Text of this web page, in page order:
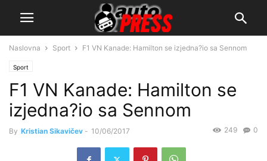
Naslovna Sport F1 VN Kanade: Hamilton se izjedna?io sa Sennom
Sport
F1 VN Kanade: Hamilton se
izjedna?io sa Sennom
By Kristian Sikavičev - 10/06/2017 0
249